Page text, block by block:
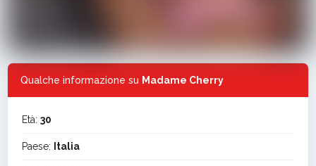
Qualche informazione su Madame Cherry
Età: 30
Paese: Italia